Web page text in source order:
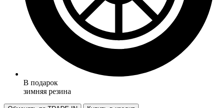
В подарок
зимняя резина